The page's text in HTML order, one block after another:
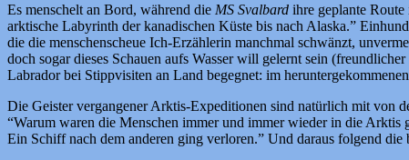
Es menschelt an Bord, während die MS Svalbard ihre geplante
arktische Labyrinth der kanadischen Küste bis nach Alaska.”
die die menschenscheue Ich-Erzählerin manchmal schwänzt,
doch sogar dieses Schauen aufs Wasser will gelernt sein
Labrador bei Stippvisiten an Land begegnet: im
Die Geister vergangener Arktis-Expeditionen sind natürlich mit von
“Warum waren die Menschen immer und immer wieder in die Arktis
Ein Schiff nach dem anderen ging verloren.” Und daraus folgend